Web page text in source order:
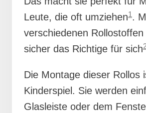
Leute, die oft umziehen1.
verschiedenen
sicher das Richtige für sich
Die Montage dieser Rollos
Kinderspiel. Sie werden
Glasleiste oder dem